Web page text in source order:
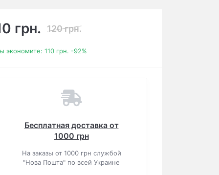
грн. 120 грн.
экономите: 110 грн. -92%
Бесплатная доставка от
1000 грн
На заказы от 1000 грн службой
"Нова Пошта" по всей Украине